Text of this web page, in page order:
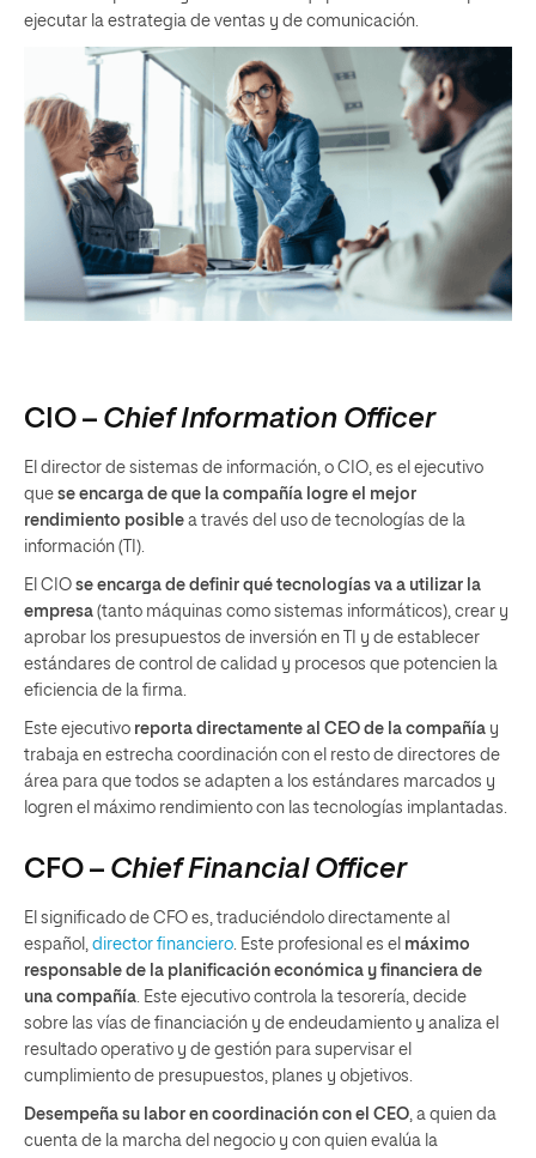
ejecutar la estrategia de ventas y de comunicación.
CIO – Chief Information Officer
El director de sistemas de información, o CIO, es el ejecutivo
que se encarga de que la compañía logre el mejor
rendimiento posible a través del uso de tecnologías de la
información (TI).
El CIO se encarga de definir qué tecnologías va a utilizar la
empresa (tanto máquinas como sistemas informáticos), crear y
aprobar los presupuestos de inversión en TI y de establecer
estándares de control de calidad y procesos que potencien la
eficiencia de la firma.
Este ejecutivo reporta directamente al CEO de la compañía y
trabaja en estrecha coordinación con el resto de directores de
área para que todos se adapten a los estándares marcados y
logren el máximo rendimiento con las tecnologías implantadas.
CFO – Chief Financial Officer
El significado de CFO es, traduciéndolo directamente al
español, director financiero. Este profesional es el máximo
responsable de la planificación económica y financiera de
una compañía. Este ejecutivo controla la tesorería, decide
sobre las vías de financiación y de endeudamiento y analiza el
resultado operativo y de gestión para supervisar el
cumplimiento de presupuestos, planes y objetivos.
Desempeña su labor en coordinación con el CEO, a quien da
cuenta de la marcha del negocio y con quien evalúa la